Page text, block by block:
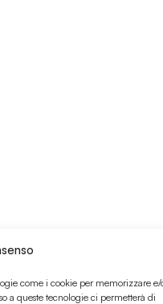
come i cookie per memorizzare e/
a queste tecnologie ci permetterà di